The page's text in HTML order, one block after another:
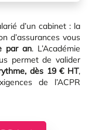
d’un cabinet : la
d’assurances vous
par an. L’Académie
permet de valider
dès 19 € HT,
de l’ACPR